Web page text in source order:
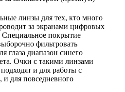
линзы для тех, кто много
за экранами цифровых
Специальное покрытие
фильтровать
глаза диапазон синего
Очки с такими линзами
и для работы с
и для повседневного